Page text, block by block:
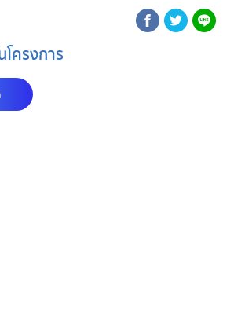
ครงการ